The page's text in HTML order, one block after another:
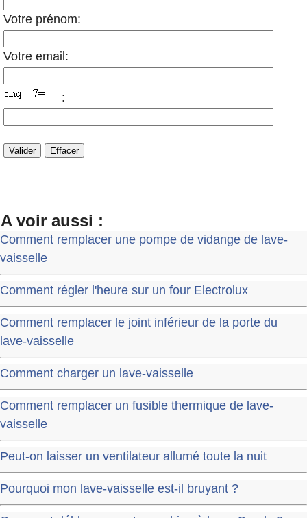
Votre prénom:
Votre email:
:
A voir aussi :
Comment remplacer une pompe de vidange de lave-
vaisselle
Comment régler l'heure sur un four Electrolux
Comment remplacer le joint inférieur de la porte du
lave-vaisselle
Comment charger un lave-vaisselle
Comment remplacer un fusible thermique de lave-
vaisselle
Peut-on laisser un ventilateur allumé toute la nuit
Pourquoi mon lave-vaisselle est-il bruyant ?